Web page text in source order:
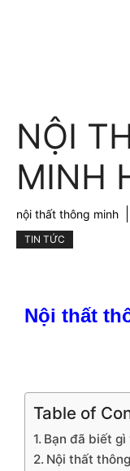
NỘI
MINH
nội thất thông minh
TIN TỨC
Nội thất
Table of
Bạn đã biết
Nội thất